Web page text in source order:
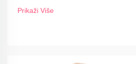
Prikaži Više